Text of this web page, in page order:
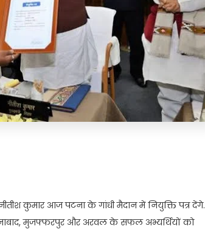
कुमार आज पटना के गांधी मैदान में नियुक्ति पत्र देंगे.
मुजफ्फरपुर और अरवल के सफल अभ्यर्थियों को